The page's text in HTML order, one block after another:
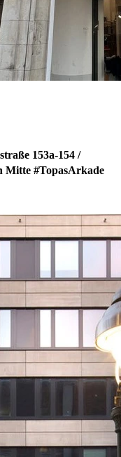
153a-154 /
Mitte #TopasArkade